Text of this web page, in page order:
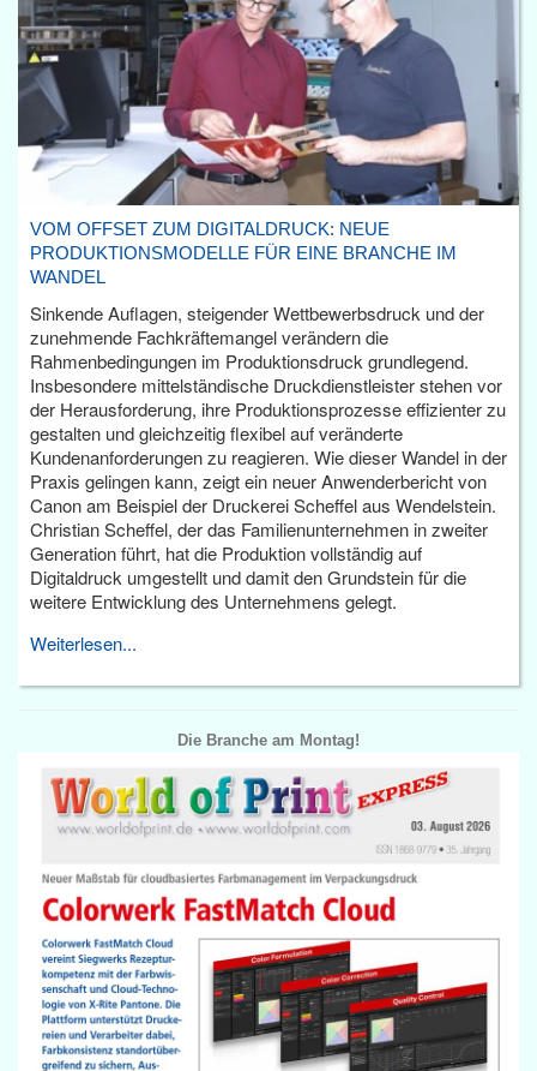
VOM OFFSET ZUM DIGITALDRUCK: NEUE
PRODUKTIONSMODELLE FÜR EINE BRANCHE IM
WANDEL
Sinkende Auflagen, steigender Wettbewerbsdruck und der
zunehmende Fachkräftemangel verändern die
Rahmenbedingungen im Produktionsdruck grundlegend.
Insbesondere mittelständische Druckdienstleister stehen vor
der Herausforderung, ihre Produktionsprozesse effizienter zu
gestalten und gleichzeitig flexibel auf veränderte
Kundenanforderungen zu reagieren. Wie dieser Wandel in der
Praxis gelingen kann, zeigt ein neuer Anwenderbericht von
Canon am Beispiel der Druckerei Scheffel aus Wendelstein.
Christian Scheffel, der das Familienunternehmen in zweiter
Generation führt, hat die Produktion vollständig auf
Digitaldruck umgestellt und damit den Grundstein für die
weitere Entwicklung des Unternehmens gelegt.
Weiterlesen...
Die Branche am Montag!